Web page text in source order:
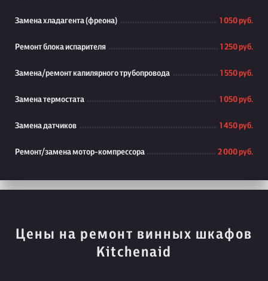
Замена хладагента (фреона) 1 050 руб.
Ремонт блока испарителя 1 250 руб.
Замена/ремонт капилярного трубопровода 1 550 руб.
Замена термостата 1 050 руб.
Замена датчиков 1 450 руб.
Ремонт/замена мотор-компрессора 2 000 руб.
Цены на ремонт винных шкафов
Kitchenaid